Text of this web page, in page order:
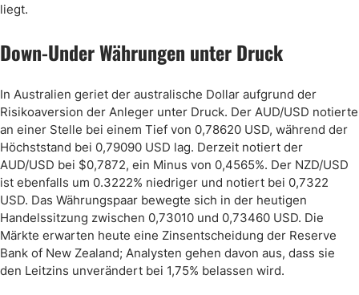
liegt.
Down-Under Währungen unter Druck
In Australien geriet der australische Dollar aufgrund der
Risikoaversion der Anleger unter Druck. Der AUD/USD notierte
an einer Stelle bei einem Tief von 0,78620 USD, während der
Höchststand bei 0,79090 USD lag. Derzeit notiert der
AUD/USD bei $0,7872, ein Minus von 0,4565%. Der NZD/USD
ist ebenfalls um 0.3222% niedriger und notiert bei 0,7322
USD. Das Währungspaar bewegte sich in der heutigen
Handelssitzung zwischen 0,73010 und 0,73460 USD. Die
Märkte erwarten heute eine Zinsentscheidung der Reserve
Bank of New Zealand; Analysten gehen davon aus, dass sie
den Leitzins unverändert bei 1,75% belassen wird.